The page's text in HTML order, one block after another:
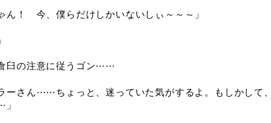
ん！ 今、僕らだけしかいないしぃ～～～」
臼の注意に従うゴン⋯⋯
ーさん⋯⋯ちょっと、迷っていた気がするよ。もしかして